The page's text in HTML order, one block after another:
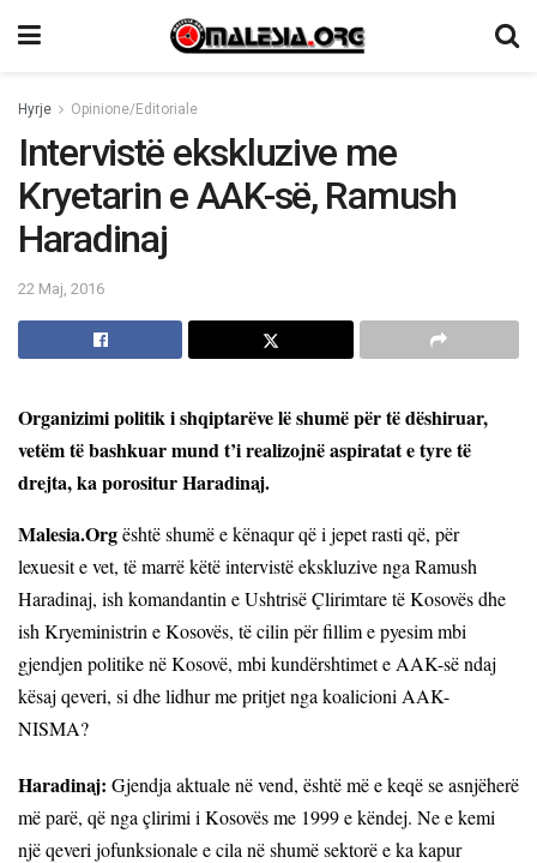
Hyrje Opinione/Editoriale
Intervistë ekskluzive me
Kryetarin e AAK-së, Ramush
Haradinaj
22 Maj, 2016
Organizimi politik i shqiptarëve lë shumë për të dëshiruar,
vetëm të bashkuar mundt’i realizojnë aspiratat e tyre të
drejta, ka porositur Haradinaj.
Malesia.Orgështë shumë e kënaqur që i jepet rasti që, për
lexuesit e vet, të marrë këtë intervistë ekskluzive nga Ramush
Haradinaj, ish komandantin e Ushtrisë Çlirimtare të Kosovës dhe
ish Kryeministrin e Kosovës, të cilin për fillim e pyesim mbi
gjendjen politike në Kosovë, mbi kundërshtimet e AAK-së ndaj
kësaj qeveri, si dhe lidhur me pritjet nga koalicioni AAK-
NISMA?
Haradinaj: Gjendja aktuale në vend, është më e keqë se asnjëherë
më parë, që nga çlirimi i Kosovës me 1999 e këndej. Ne e kemi
një qeveri jofunksionale e cila në shumë sektorë e ka kapur